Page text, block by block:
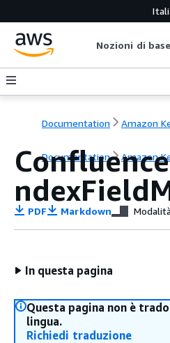
Nozioni di base
Documentation Amazon
Documentation Amazon
PDF Markdown
In questa pagina
Questa pagina non è
lingua.
Richiedi traduzione